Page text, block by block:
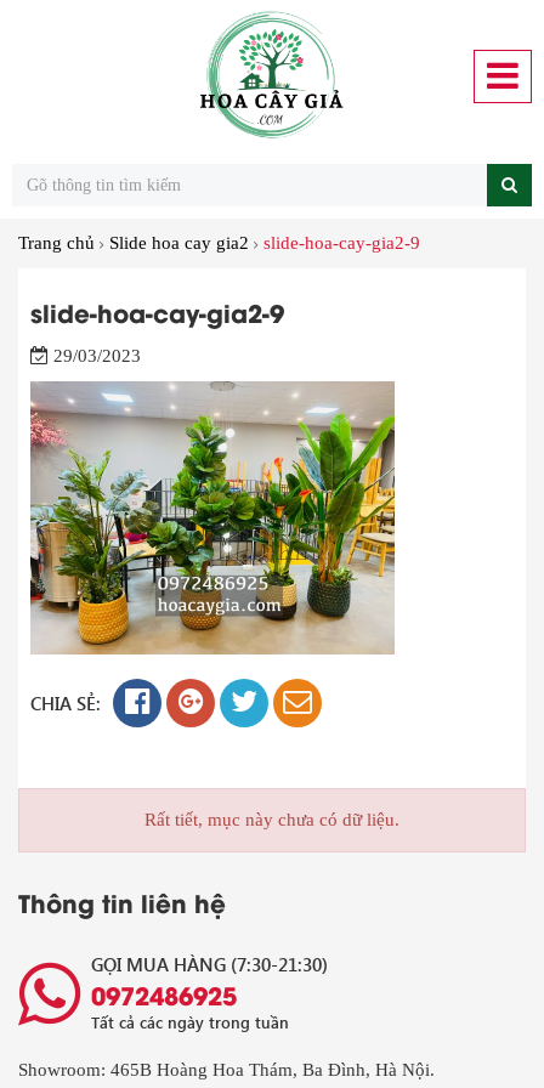
Trang chủ Slide hoa cay gia2 slide-hoa-cay-gia2-9
slide-hoa-cay-gia2-9
29/03/2023
CHIA SẺ:
Rất tiết, mục này chưa có dữ liệu.
Thông tin liên hệ
GỌI MUA HÀNG (7:30-21:30)
0972486925
Tất cả các ngày trong tuần
Showroom: 465B Hoàng Hoa Thám, Ba Đình, Hà Nội.